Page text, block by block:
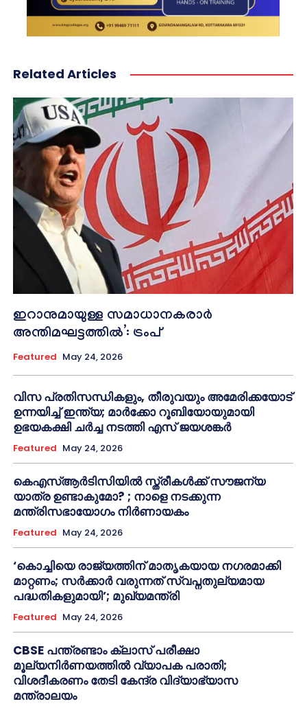
Related Articles
ഇറാനുമായുള്ള സമാധാനകരാർ
അന്തിമഘട്ടത്തിൽ‌’: ട്രംപ്
Featured May 24, 2026
വിസ പ്രതിസന്ധികളും, തീരുവയും അമേരിക്കയോട്
ഉന്നയിച്ച് ഇന്ത്യ; മാർക്കോ റൂബിയോയുമായി
ഉഭയകക്ഷി ചർച്ച നടത്തി എസ് ജയശങ്കർ
Featured May 24, 2026
കെഎസ്ആർടിസിയിൽ സ്ത്രീകൾക്ക് സൗജന്യ
യാത്ര ഉണ്ടാകുമോ? ; നാളെ നടക്കുന്ന
മന്ത്രിസഭായോഗം നിർണായകം
Featured May 24, 2026
‘കൊച്ചിയെ രാജ്യത്തിന് മാതൃകയായ നഗരമാക്കി
മാറ്റണം; സർക്കാർ വരുന്നത് സ്വപ്നതുല്യമായ
പദ്ധതികളുമായി’; മുഖ്യമന്ത്രി
Featured May 24, 2026
CBSE പന്ത്രണ്ടാം ക്ലാസ് പരീക്ഷാ
മൂല്യനിർണയത്തിൽ വ്യാപക പരാതി;
വിശദീകരണം തേടി കേന്ദ്ര വിദ്യാഭ്യാസ
മന്ത്രാലയം